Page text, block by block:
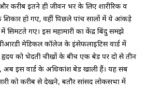
करीब इतने ही जीवन भर के लिए शारीरिक व
शिकार हो गए, वहीं पिछले पांच सालों में ये आंकड़े
सिमटते गए। इस महामारी का केंद्र बिंदु समझे
मेडिकल कॉलेज के इंसेफलाइटिस वार्ड में
को भेदती चीखों के बीच एक बेड पर दो से तीन
इस वार्ड के अधिकांश बेड खाली हैं। यह सब
को करीब से देखने, बतौर सांसद लोकसभा में